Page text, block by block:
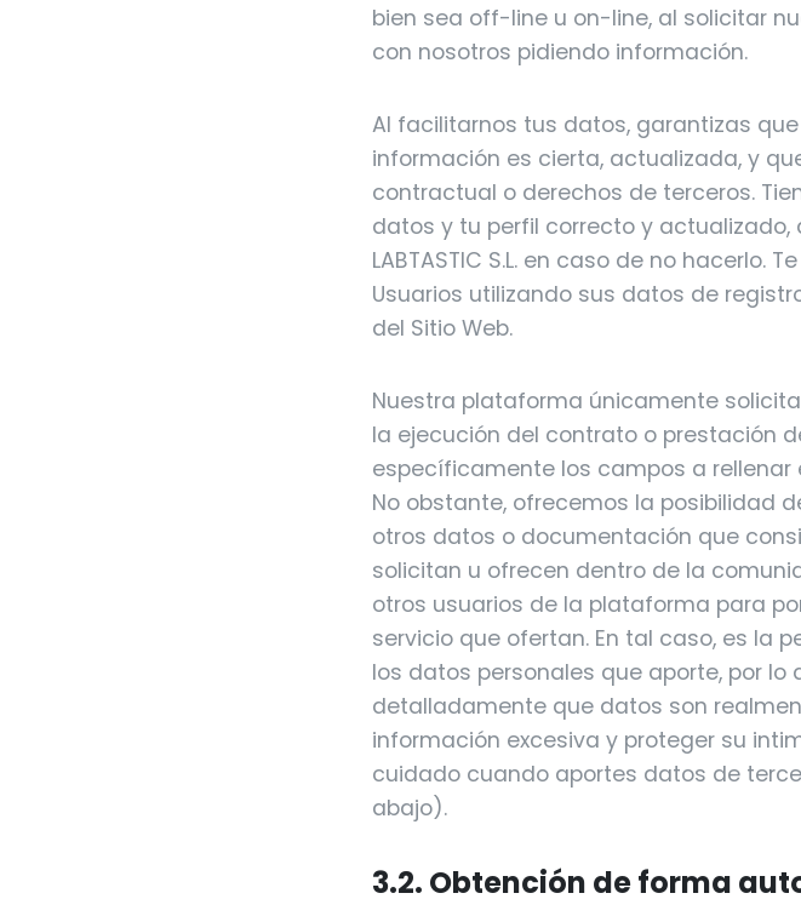
bien sea off-line u on-line, al solicitar
con nosotros pidiendo información.
Al facilitarnos tus datos, garantizas
información es cierta, actualizada, y
contractual o derechos de terceros.
datos y tu perfil correcto y
LABTASTIC S.L. en caso de no
Usuarios utilizando sus datos de
del Sitio Web.
Nuestra plataforma únicamente
la ejecución del contrato o prestación
específicamente los campos a
No obstante, ofrecemos la posibilidad
otros datos o documentación que
solicitan u ofrecen dentro de la
otros usuarios de la plataforma para
servicio que ofertan. En tal caso, es la
los datos personales que aporte, por
detalladamente que datos son
información excesiva y proteger su
cuidado cuando aportes datos de
abajo).
3.2. Obtención de forma